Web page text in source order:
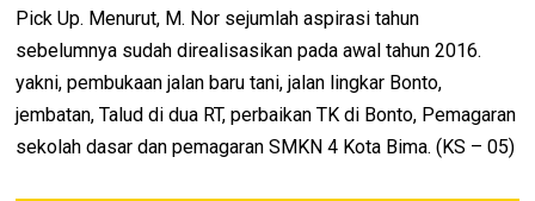
Pick Up. Menurut, M. Nor sejumlah aspirasi tahun
sebelumnya sudah direalisasikan pada awal tahun 2016.
yakni, pembukaan jalan baru tani, jalan lingkar Bonto,
jembatan, Talud di dua RT, perbaikan TK di Bonto, Pemagaran
sekolah dasar dan pemagaran SMKN 4 Kota Bima. (KS – 05)